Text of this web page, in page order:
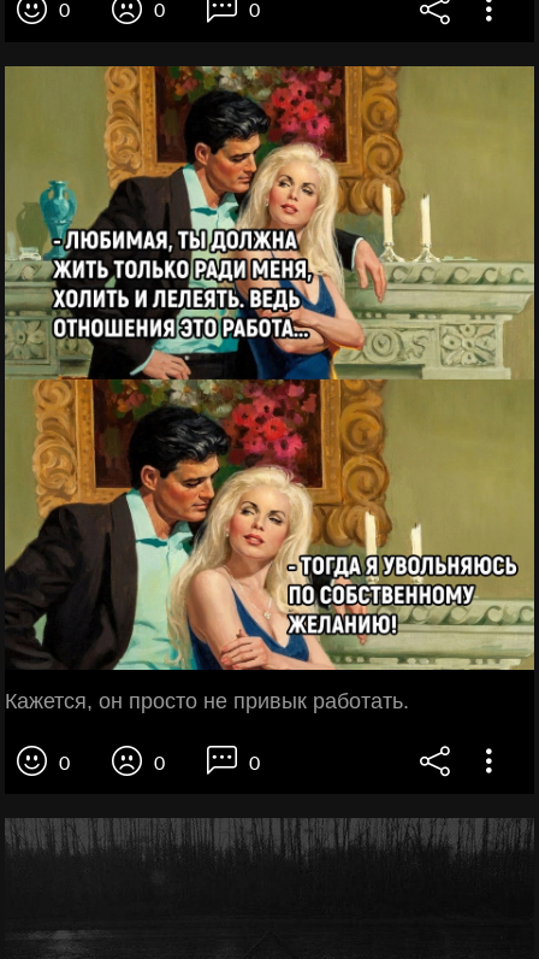
0 0 0
Кажется, он просто не привык работать.
0 0 0